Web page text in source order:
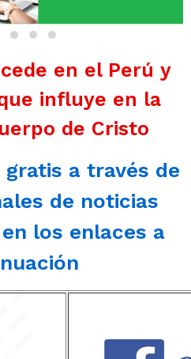
en el Perú y
influye en la
de Cristo
gratis a través de
de noticias
los enlaces a